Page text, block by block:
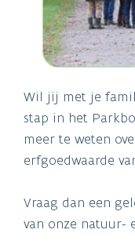
Wil jij met je
stap in het
meer te weten
erfgoedwaarde
Vraag dan een
van onze natuur-